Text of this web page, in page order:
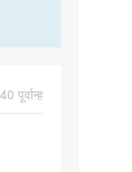
पूर्वान्ह